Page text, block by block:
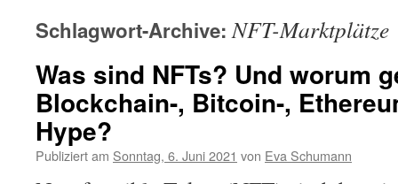
Schlagwort-Archive:NFT-Marktplätze
Was sind NFTs? Und worum
Blockchain-, Bitcoin-,
Hype?
Publiziert am Sonntag, 6. Juni 2021 von Eva Schumann